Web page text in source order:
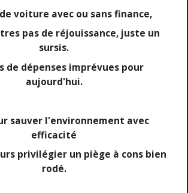
voiture avec ou sans finance,
pas de réjouissance, juste un
sursis.
de dépenses imprévues pour
aujourd'hui.
sauver l'environnement avec
efficacité
privilégier un piège à cons bien
rodé.